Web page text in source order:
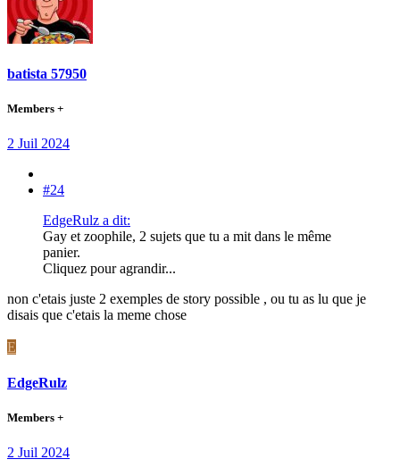
batista 57950
Members +
2 Juil 2024
#24
EdgeRulz a dit:
Gay et zoophile, 2 sujets que tu a mit dans le même
panier.
Cliquez pour agrandir...
non c'etais juste 2 exemples de story possible , ou tu as lu que je
disais que c'etais la meme chose
E
EdgeRulz
Members +
2 Juil 2024